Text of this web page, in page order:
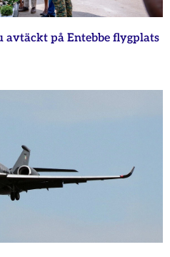
avtäckt på Entebbe flygplats